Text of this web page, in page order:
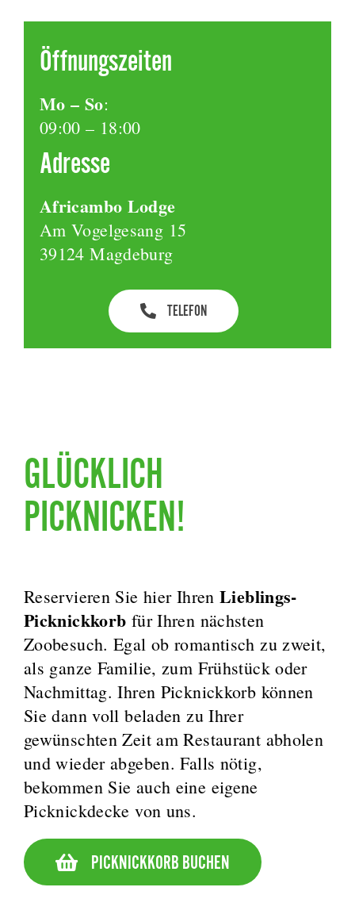
Öffnungszeiten
Mo – So:
09:00 – 18:00
Adresse
Africambo Lodge
Am Vogelgesang 15
39124 Magdeburg
TELEFON
GLÜCKLICH
PICKNICKEN!
Reservieren Sie hier IhrenLieblings-
Picknickkorb für Ihren nächsten
Zoobesuch. Egal ob romantisch zu zweit,
als ganze Familie, zum Frühstück oder
Nachmittag. Ihren Picknickkorb können
Sie dann voll beladen zu Ihrer
gewünschten Zeit am Restaurant abholen
und wieder abgeben. Falls nötig,
bekommen Sie auch eine eigene
Picknickdecke von uns.
PICKNICKKORB BUCHEN